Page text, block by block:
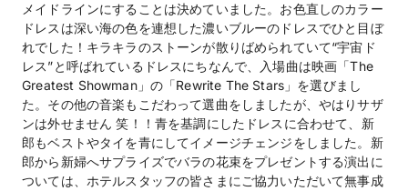
メイドラインにすることは決めていました。お色直しのカラー
ドレスは深い海の色を連想した濃いブルーのドレスでひと目ぼ
れでした！キラキラのストーンが散りばめられていて“宇宙ド
レス”と呼ばれているドレスにちなんで、入場曲は映画「The
Greatest Showman」の「Rewrite The Stars」を選びまし
た。その他の音楽もこだわって選曲をしましたが、やはりサザ
ンは外せません 笑！！青を基調にしたドレスに合わせて、新
郎もベストやタイを青にしてイメージチェンジをしました。新
郎から新婦へサプライズでバラの花束をプレゼントする演出に
ついては、ホテルスタッフの皆さまにご協力いただいて無事成